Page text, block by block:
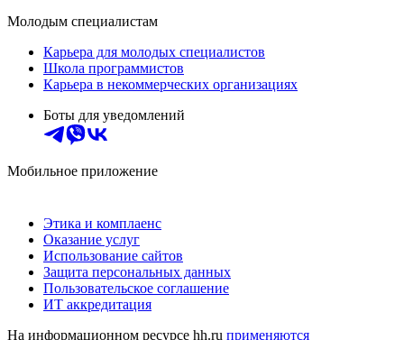
Молодым специалистам
Карьера для молодых специалистов
Школа программистов
Карьера в некоммерческих организациях
Боты для уведомлений
Мобильное приложение
Этика и комплаенс
Оказание услуг
Использование сайтов
Защита персональных данных
Пользовательское соглашение
ИТ аккредитация
На информационном ресурсе hh.ru применяются